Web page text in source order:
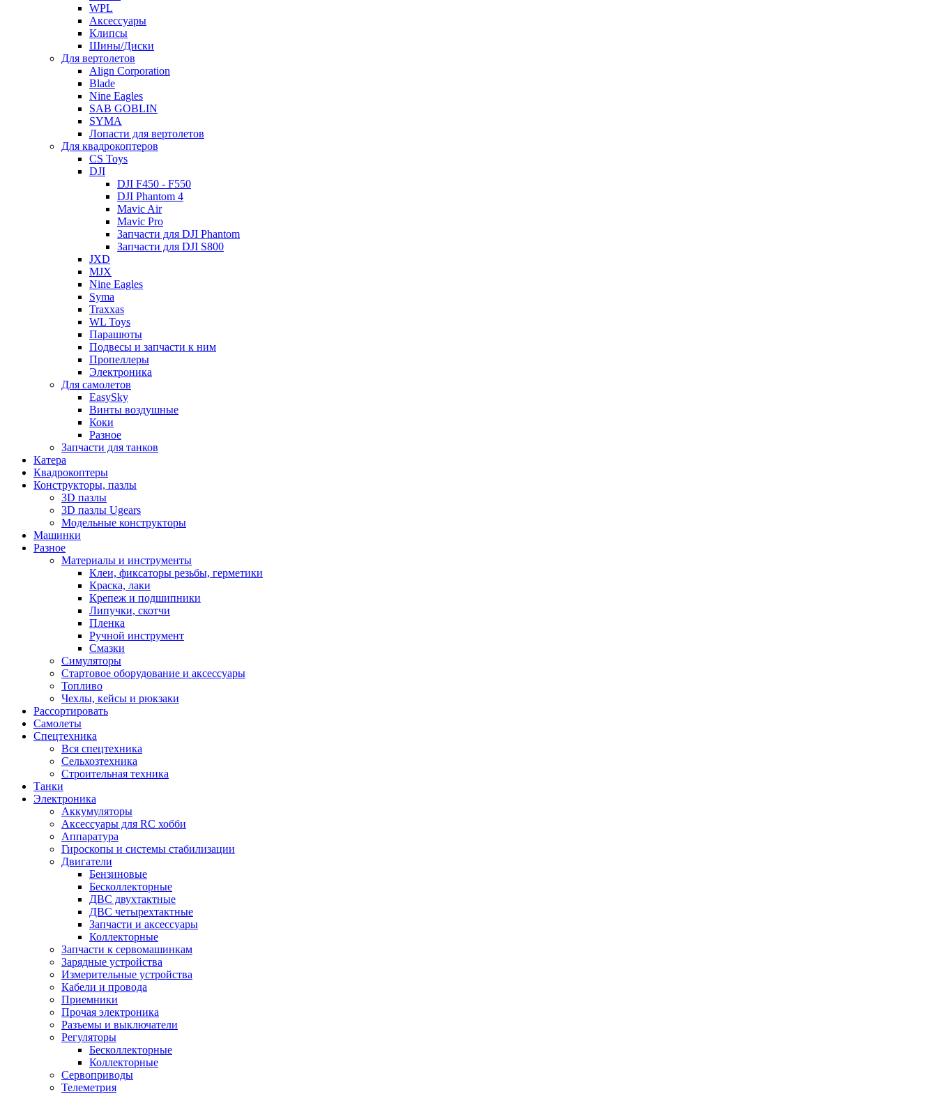
WPL
Аксессуары
Клипсы
Шины/Диски
Для вертолетов
Align Corporation
Blade
Nine Eagles
SAB GOBLIN
SYMA
Лопасти для вертолетов
Для квадрокоптеров
CS Toys
DJI
DJI F450 - F550
DJI Phantom 4
Mavic Air
Mavic Pro
Запчасти для DJI Phantom
Запчасти для DJI S800
JXD
MJX
Nine Eagles
Syma
Traxxas
WL Toys
Парашюты
Подвесы и запчасти к ним
Пропеллеры
Электроника
Для самолетов
EasySky
Винты воздушные
Коки
Разное
Запчасти для танков
Катера
Квадрокоптеры
Конструкторы, пазлы
3D пазлы
3D пазлы Ugears
Модельные конструкторы
Машинки
Разное
Материалы и инструменты
Клеи, фиксаторы резьбы, герметики
Краска, лаки
Крепеж и подшипники
Липучки, скотчи
Пленка
Ручной инструмент
Смазки
Симуляторы
Стартовое оборудование и аксессуары
Топливо
Чехлы, кейсы и рюкзаки
Рассортировать
Самолеты
Спецтехника
Вся спецтехника
Сельхозтехника
Строительная техника
Танки
Электроника
Аккумуляторы
Аксессуары для RC хобби
Аппаратура
Гироскопы и системы стабилизации
Двигатели
Бензиновые
Бесколлекторные
ДВС двухтактные
ДВС четырехтактные
Запчасти и аксессуары
Коллекторные
Запчасти к сервомашинкам
Зарядные устройства
Измерительные устройства
Кабели и провода
Приемники
Прочая электроника
Разъемы и выключатели
Регуляторы
Бесколлекторные
Коллекторные
Сервоприводы
Телеметрия